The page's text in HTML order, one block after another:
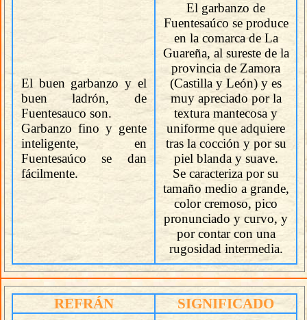
El buen garbanzo y el
buen ladrón, de
Fuentesauco son.
Garbanzo fino y gente
inteligente, en
Fuentesaúco se dan
fácilmente.
El garbanzo de
Fuentesaúco se produce
en la comarca de La
Guareña, al sureste de la
provincia de Zamora
(Castilla y León) y es
muy apreciado por la
textura mantecosa y
uniforme que adquiere
tras la cocción y por su
piel blanda y suave.
Se caracteriza por su
tamaño medio a grande,
color cremoso, pico
pronunciado y curvo, y
por contar con una
rugosidad intermedia.
REFRÁN SIGNIFICADO